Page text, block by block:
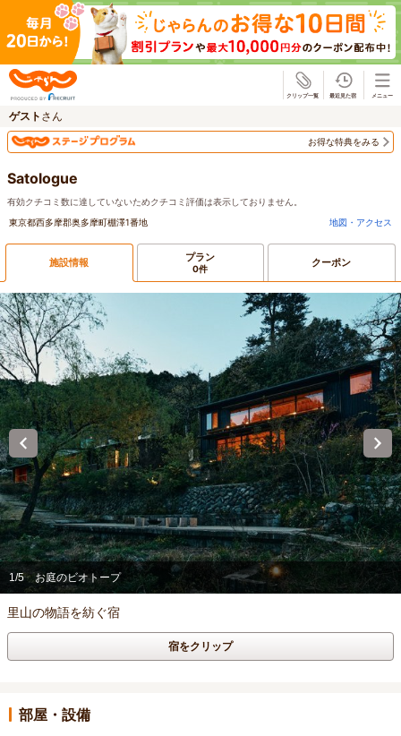
ゲスト さん
お得な特典をみる
Satologue
有効クチコミ数に達していないためクチコミ評価は表示しておりません。
東京都西多摩郡奥多摩町棚澤1番地
地図・アクセス
施設情報 プラン
0件 クーポン
1/5 お庭のビオトープ
里山の物語を紡ぐ宿
宿をクリップ
部屋・設備